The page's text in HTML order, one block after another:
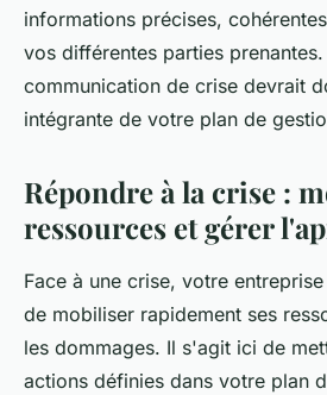
informations précises,
vos différentes parties
communication de crise devrait
intégrante de votre plan de
Répondre à la crise :
ressources et gérer
Face à une crise, votre
de mobiliser rapidement ses
les dommages. Il s'agit ici de
actions définies dans votre plan